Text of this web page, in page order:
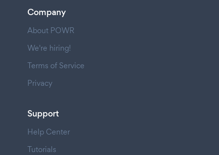
Company
About POWR
We're hiring!
Terms of Service
Privacy
Support
Help Center
Tutorials